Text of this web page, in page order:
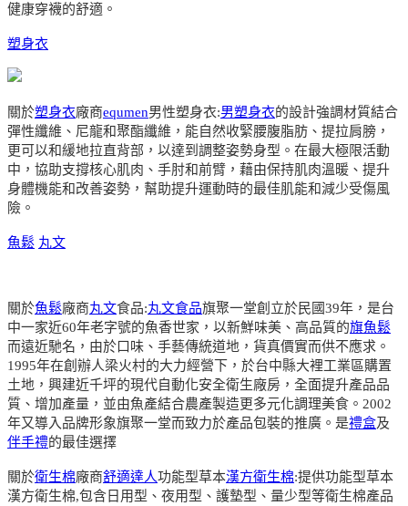
健康穿襪的舒適。
塑身衣
關於塑身衣廠商equmen男性塑身衣:男塑身衣的設計強調材質結合
彈性纖維、尼龍和聚酯纖維，能自然收緊腰腹脂肪、提拉肩膀，
更可以和緩地拉直背部，以達到調整姿勢身型。在最大極限活動
中，協助支撐核心肌肉、手肘和前臂，藉由保持肌肉溫暖、提升
身體機能和改善姿勢，幫助提升運動時的最佳肌能和減少受傷風
險。
魚鬆 丸文
關於魚鬆廠商丸文食品:丸文食品旗聚一堂創立於民國39年，是台
中一家近60年老字號的魚香世家，以新鮮味美、高品質的旗魚鬆
而遠近馳名，由於口味、手藝傳統道地，貨真價實而供不應求。
1995年在創辦人梁火村的大力經營下，於台中縣大裡工業區購置
土地，興建近千坪的現代自動化安全衛生廠房，全面提升產品品
質、增加產量，並由魚產結合農產製造更多元化調理美食。2002
年又導入品牌形象旗聚一堂而致力於產品包裝的推廣。是禮盒及
伴手禮的最佳選擇
關於衛生棉廠商舒適達人功能型草本漢方衛生棉:提供功能型草本
漢方衛生棉,包含日用型、夜用型、護墊型、量少型等衛生棉產品